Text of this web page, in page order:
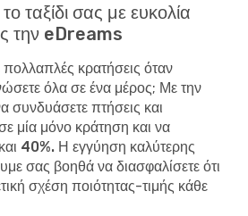
ταξίδι σας με ευκολία
την eDreams
πολλαπλές κρατήσεις όταν
όλα σε ένα μέρος; Με την
συνδυάσετε πτήσεις και
μία μόνο κράτηση και να
40%. Η εγγύηση καλύτερης
σας βοηθά να διασφαλίσετε ότι
σχέση ποιότητας-τιμής κάθε